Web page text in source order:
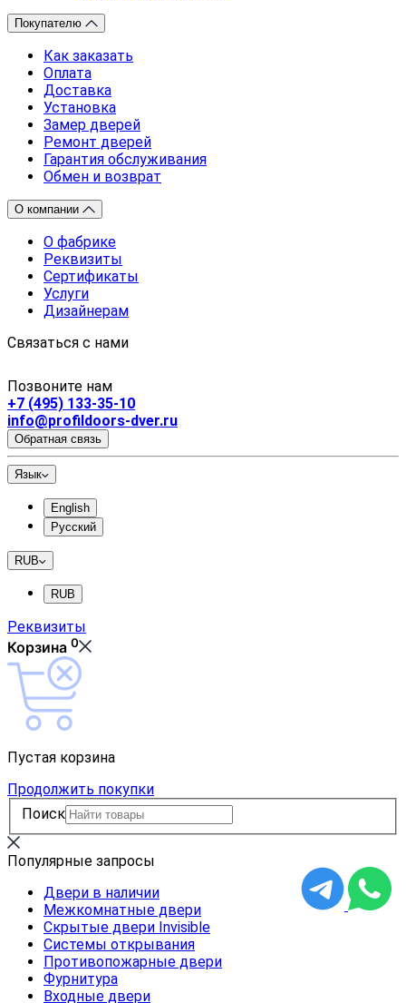
Покупателю
Как заказать
Оплата
Доставка
Установка
Замер дверей
Ремонт дверей
Гарантия обслуживания
Обмен и возврат
О компании
О фабрике
Реквизиты
Сертификаты
Услуги
Дизайнерам
Связаться с нами
Позвоните нам
+7 (495) 133-35-10
info@profildoors-dver.ru
Обратная связь
Язык
English
Русский
RUB
RUB
Реквизиты
Корзина 0
Пустая корзина
Продолжить покупки
Поиск
Популярные запросы
Двери в наличии
Межкомнатные двери
Скрытые двери Invisible
Системы открывания
Противопожарные двери
Фурнитура
Входные двери